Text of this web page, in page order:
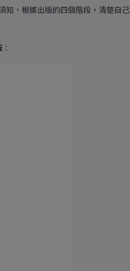
知，根據出版的四個階段，清楚自
：